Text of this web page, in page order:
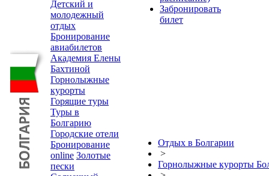
Детский и
молодежный
отдых
Бронирование
авиабилетов
Академия Елены
Бахтиной
Горнолыжные
курорты
Горящие туры
Туры в
Болгарию
Городские отели
Бронирование
online Золотые
пески
Забронировать
билет
Отдых в Болгарии
>
Горнолыжные курорты